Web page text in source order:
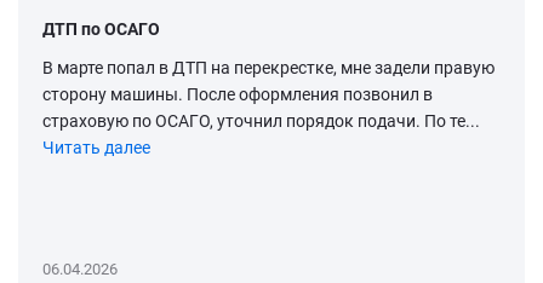
ДТП по ОСАГО
В марте попал в ДТП на перекрестке, мне задели правую
сторону машины. После оформления позвонил в
страховую по ОСАГО, уточнил порядок подачи. По те...
Читать далее
06.04.2026